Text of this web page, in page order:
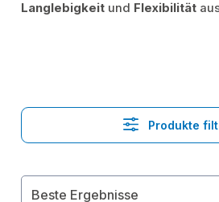
Langlebigkeit und Flexibilität
Produkte